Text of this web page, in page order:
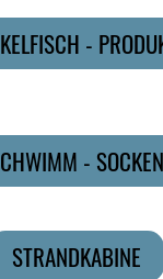
-
- SOCKEN
STRANDKABINE